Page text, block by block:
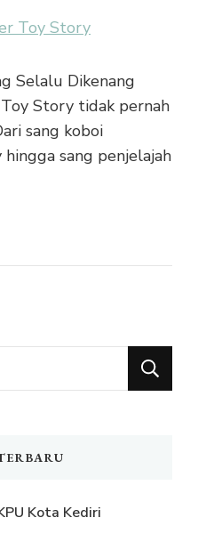
Selalu Dikenang
Story tidak pernah
sang koboi
sang penjelajah
Kota Kediri